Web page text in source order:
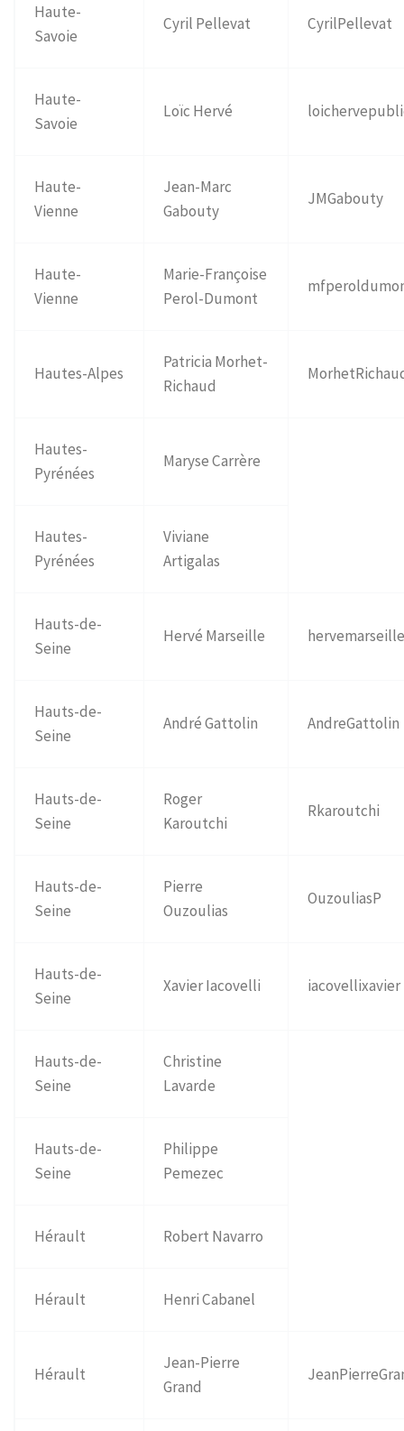
Haute-
Savoie
Cyril Pellevat CyrilPellevat
Haute-
Savoie
Loïc Hervé
Haute-
Vienne
Jean-Marc
Gabouty
JMGabouty
Haute-
Vienne
Marie-Françoise
Perol-Dumont
Hautes-Alpes
Patricia Morhet-
Richaud
Hautes-
Pyrénées
Maryse Carrère
Hautes-
Pyrénées
Viviane
Artigalas
Hauts-de-
Seine
Hervé Marseille
Hauts-de-
Seine
André Gattolin AndreGattolin
Hauts-de-
Seine
Roger
Karoutchi
Rkaroutchi
Hauts-de-
Seine
Pierre
Ouzoulias
OuzouliasP
Hauts-de-
Seine
Xavier Iacovelli iacovellixavier
Hauts-de-
Seine
Christine
Lavarde
Hauts-de-
Seine
Philippe
Pemezec
Hérault Robert Navarro
Hérault Henri Cabanel
Hérault
Jean-Pierre
Grand